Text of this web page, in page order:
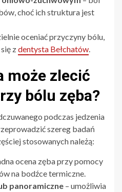
choć ich struktura jest
oceniać przyczyny bólu,
zdentysta Bełchatów
może zlecić
bólu zęba?
podczas jedzenia
szereg badań
stosowanych należą:
ocena zęba przy pomocy
na bodźce termiczne.
panoramiczne – umożliwia